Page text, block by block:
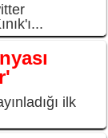
ilk